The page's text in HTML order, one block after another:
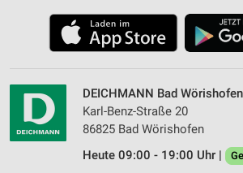
DEICHMANN Bad Wörishofen
Karl-Benz-Straße 20
86825 Bad Wörishofen
Heute 09:00 - 19:00 Uhr |